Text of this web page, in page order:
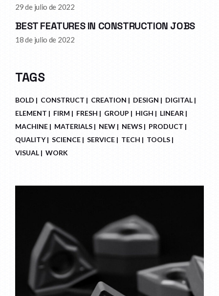
29 de julio de 2022
BEST FEATURES IN CONSTRUCTION JOBS
18 de julio de 2022
TAGS
BOLD CONSTRUCT CREATION DESIGN
DIGITAL
ELEMENT
FIRM FRESH GROUP HIGH
LINEAR
MACHINE
MATERIALS NEW NEWS
PRODUCT
QUALITY
SCIENCE SERVICE TECH
TOOLS
VISUAL
WORK